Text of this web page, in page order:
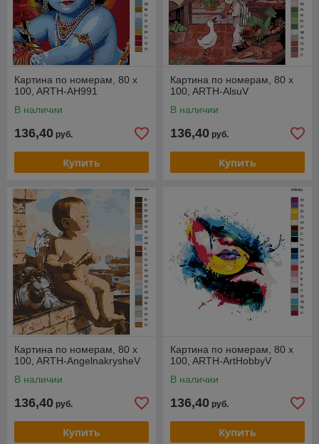
Картина по номерам, 80 x
100, ARTH-AH991
В наличии
136,40 руб.
Купить
Картина по номерам, 80 x
100, ARTH-AlsuV
В наличии
136,40 руб.
Купить
Картина по номерам, 80 x
100, ARTH-AngelnakrysheV
В наличии
136,40 руб.
Купить
Картина по номерам, 80 x
100, ARTH-ArtHobbyV
В наличии
136,40 руб.
Купить